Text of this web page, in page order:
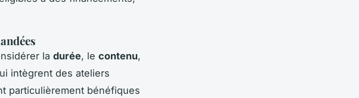
la durée, le contenu,
intègrent des ateliers
particulièrement bénéfiques